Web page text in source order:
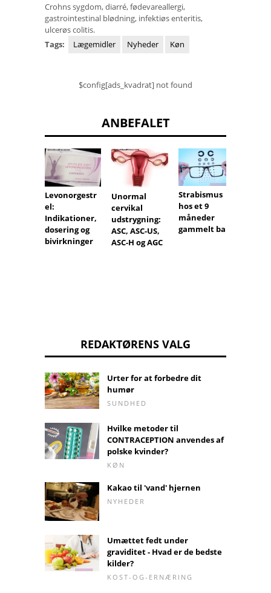
Crohns sygdom, diarré, fødevareallergi,
gastrointestinal blødning, infektiøs enteritis,
ulcerøs colitis.
Tags:
Lægemidler Nyheder Køn
$config[ads_kvadrat] not found
ANBEFALET
Levonorgestr
el:
Indikationer,
dosering og
bivirkninger
Unormal
cervikal
udstrygning:
ASC, ASC-US,
ASC-H og AGC
Strabismus
hos et 9
måneder
gammelt barn
REDAKTØRENS VALG
Urter for at forbedre dit
humør
SUNDHED
Hvilke metoder til
CONTRACEPTION anvendes af
polske kvinder?
KØN
Kakao til 'vand' hjernen
NYHEDER
Umættet fedt under
graviditet - Hvad er de bedste
kilder?
KOST-OG-ERNÆRING